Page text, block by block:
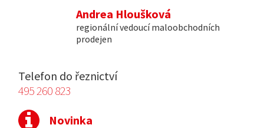
Andrea Hloušková
regionální vedoucí maloobchodních
prodejen
Telefon do řeznictví
495 260 823
Novinka